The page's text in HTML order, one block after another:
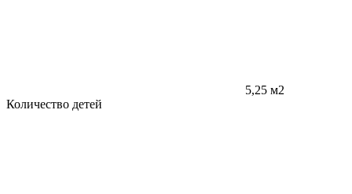
5,25 м2
Количество детей